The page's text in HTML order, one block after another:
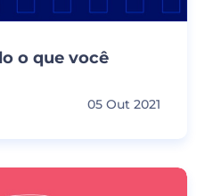
o que você
05 Out 2021